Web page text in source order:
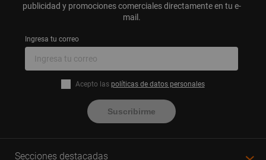
publicidad y promociones comerciales directamente en tu e-
mail.
Ingresa tu correo
Acepto las políticas de datos personales
Suscribirme
Secciones destacadas